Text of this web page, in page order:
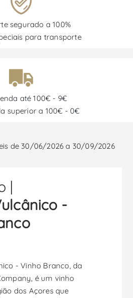
segurado a 100%
para transporte
até 100€ - 9€
superior a 100€ - 0€
de 30/06/2026 a 30/09/2026
|
-
- Vinho Branco, da
é um vinho
dos Açores que